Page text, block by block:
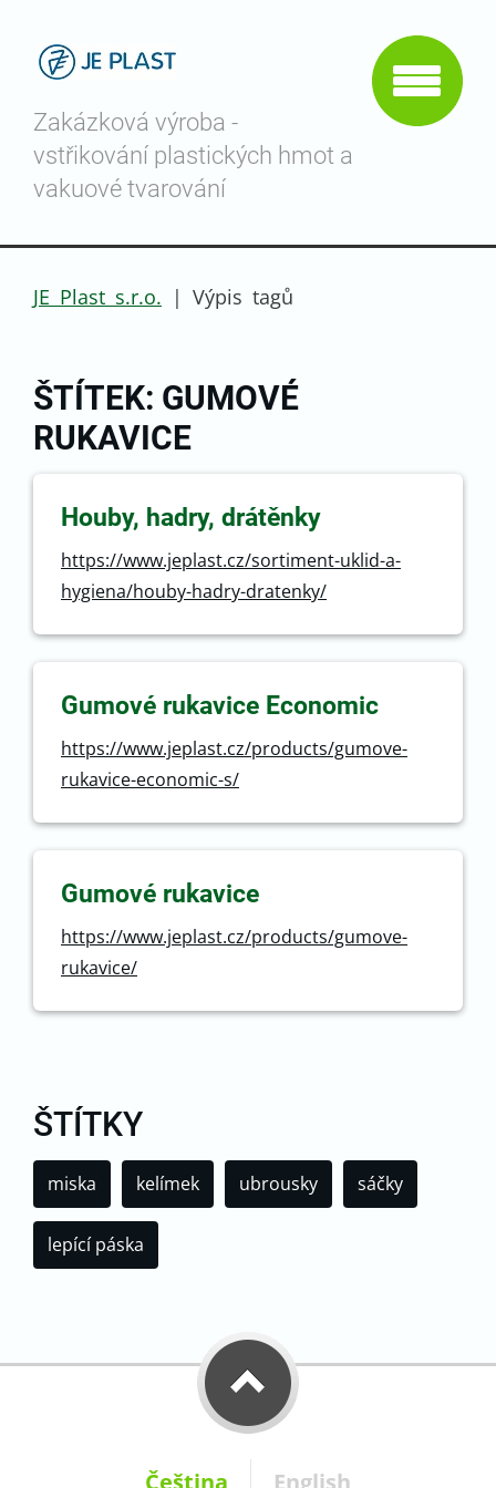
Zakázková výroba -
vstřikování plastických hmot a
vakuové tvarování
JE Plast s.r.o. | Výpis tagů
ŠTÍTEK: GUMOVÉ
RUKAVICE
Houby, hadry, drátěnky
https://www.jeplast.cz/sortiment-uklid-a-
hygiena/houby-hadry-dratenky/
Gumové rukavice Economic
https://www.jeplast.cz/products/gumove-
rukavice-economic-s/
Gumové rukavice
https://www.jeplast.cz/products/gumove-
rukavice/
ŠTÍTKY
miska kelímek ubrousky sáčky
lepící páska
Čeština English